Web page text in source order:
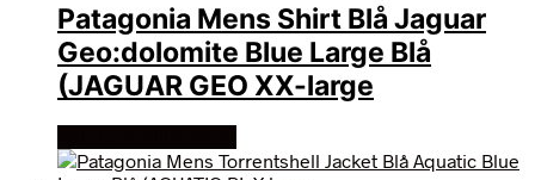
Patagonia Mens Shirt Blå Jaguar
Geo:dolomite Blue Large Blå
(JAGUAR GEO XX-large